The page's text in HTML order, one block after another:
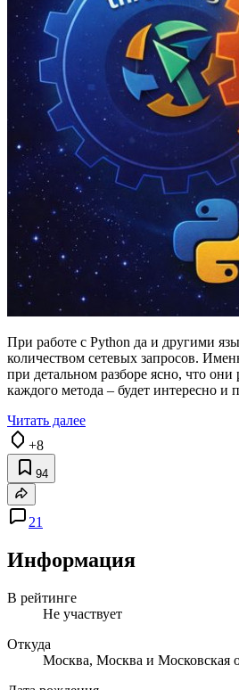
При работе с Python да и другими
количеством сетевых запросов.
при детальном разборе ясно, что
каждого метода – будет интересно и
Читать далее
+8
94
21
Информация
В рейтинге
Не участвует
Откуда
Москва, Москва и Московская